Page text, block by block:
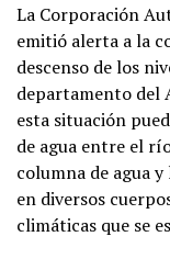
La Corporación
emitió alerta a la
descenso de los
departamento del
esta situación
de agua entre el
columna de agua
en diversos
climáticas que se